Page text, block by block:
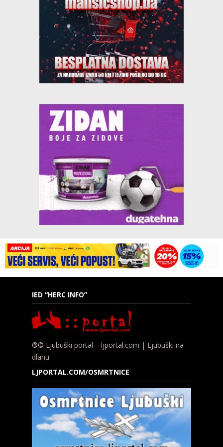
IED “HERC INFO”
®© Ljubuški portal – ljportal.com | Ljubuški na
dlanu
LJPORTAL.COM/OSMRTNICE